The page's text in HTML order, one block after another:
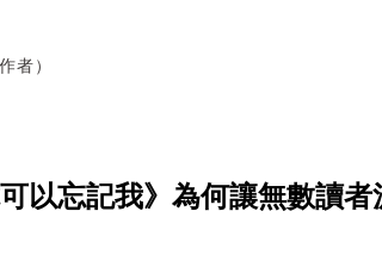
者）
以忘記我》為何讓無數讀